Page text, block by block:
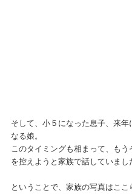
そして、小５になった息子、来年
なる娘。
このタイミングも相まって、もう
を控えようと家族で話していまし
ということで、家族の写真はここ